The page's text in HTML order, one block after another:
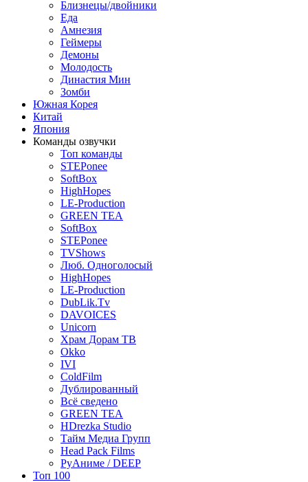
Близнецы/двойники
Еда
Амнезия
Геймеры
Демоны
Молодость
Династия Мин
Зомби
Южная Корея
Китай
Япония
Команды озвучки
Топ команды
STEPonee
SoftBox
HighHopes
LE-Production
GREEN TEA
SoftBox
STEPonee
TVShows
Люб. Одноголосый
HighHopes
LE-Production
DubLik.Tv
DAVOICES
Unicorn
Храм Дорам ТВ
Okko
IVI
ColdFilm
Дублированный
Всё сведено
GREEN TEA
HDrezka Studio
Тайм Медиа Групп
Head Pack Films
РуАниме / DEEP
Топ 100